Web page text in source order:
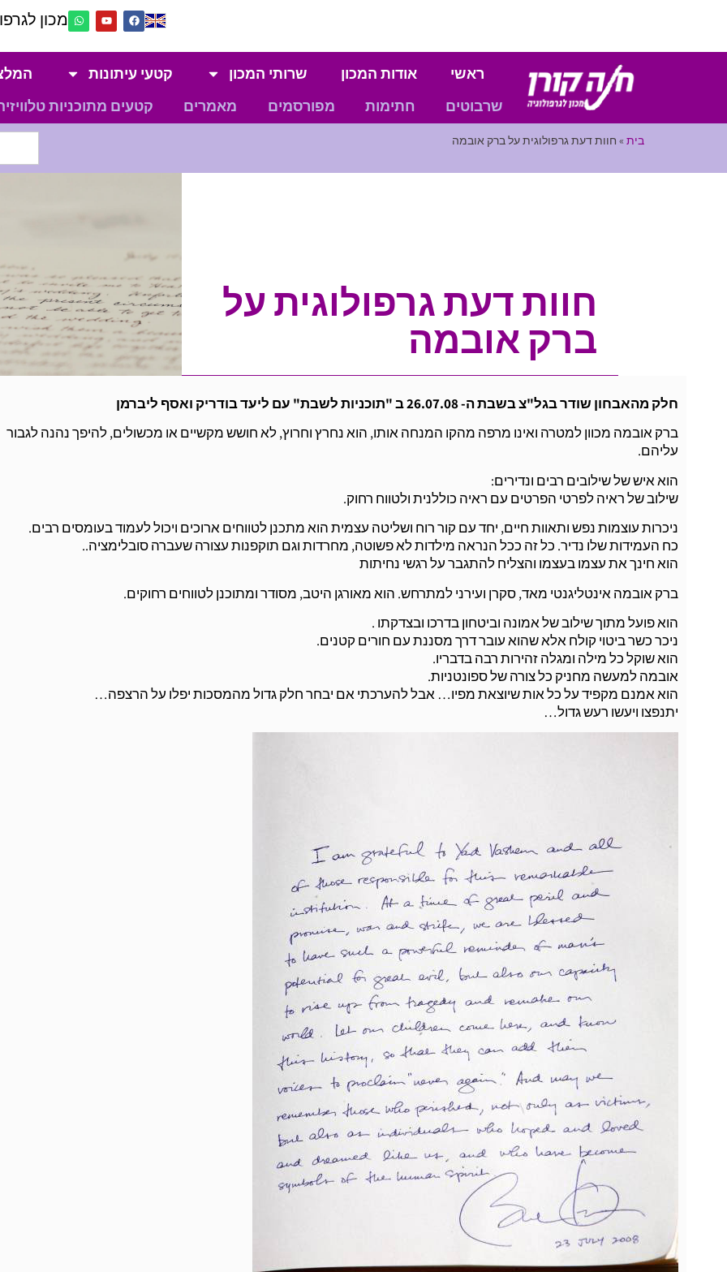
מכון
ראשי אודות המכון שרותי המכון קטעי עיתונות
שרבוטים
חתימות מפורסמים מאמרים קטעים מתוכניות
בית » חוות דעת גרפולוגית על ברק אובמה
חוות דעת גרפולוגית על
ברק אובמה
חלק מהאבחון שודר בגל"צ בשבת ה- 26.07.08 ב "תוכניות לשבת" עם ליעד בודריק ואסף ליברמן
ברק אובמה מכוון למטרה ואינו מרפה מהקו המנחה אותו, הוא נחרץ וחרוץ, לא חושש מקשיים או מכשולים, להיפך נהנה לגבור
עליהם.
הוא איש של שילובים רבים ונדירים:
שילוב של ראיה לפרטי הפרטים עם ראיה כוללנית ולטווח רחוק.
ניכרות עוצמות נפש ותאוות חיים, יחד עם קור רוח ושליטה עצמית הוא מתכנן לטווחים ארוכים ויכול לעמוד בעומסים רבים.
כח העמידות שלו נדיר. כל זה ככל הנראה מילדות לא פשוטה, מחרדות וגם תוקפנות עצורה שעברה סובלימציה..
הוא חינך את עצמו בעצמו והצליח להתגבר על רגשי נחיתות
ברק אובמה אינטליגנטי מאד, סקרן ועירני למתרחש. הוא מאורגן היטב, מסודר ומתוכנן לטווחים רחוקים.
הוא פועל מתוך שילוב של אמונה וביטחון בדרכו ובצדקתו .
ניכר כשר ביטוי קולח אלא שהוא עובר דרך מסננת עם חורים קטנים.
הוא שוקל כל מילה ומגלה זהירות רבה בדבריו.
אובמה למעשה מחניק כל צורה של ספונטניות.
הוא אמנם מקפיד על כל אות שיוצאת מפיו… אבל להערכתי אם יבחר חלק גדול מהמסכות יפלו על הרצפה…
יתנפצו ויעשו רעש גדול…